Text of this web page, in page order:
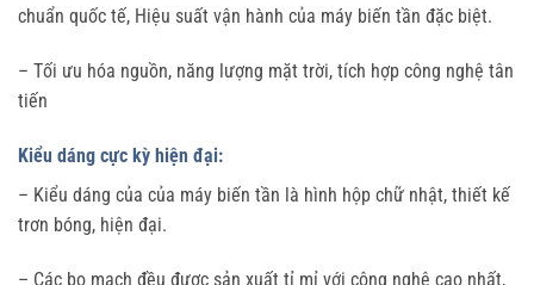
chuẩn quốc tế, Hiệu suất vận hành của máy biến tần đặc biệt.
– Tối ưu hóa nguồn, năng lượng mặt trời, tích hợp công nghệ tân
tiến
Kiểu dáng cực kỳ hiện đại:
– Kiểu dáng của của máy biến tần là hình hộp chữ nhật, thiết kế
trơn bóng, hiện đại.
– Các bo mạch đều được sản xuất tỉ mỉ với công nghệ cao nhất,